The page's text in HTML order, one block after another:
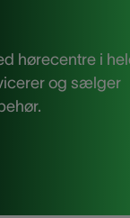
hørecentre i
og sælger